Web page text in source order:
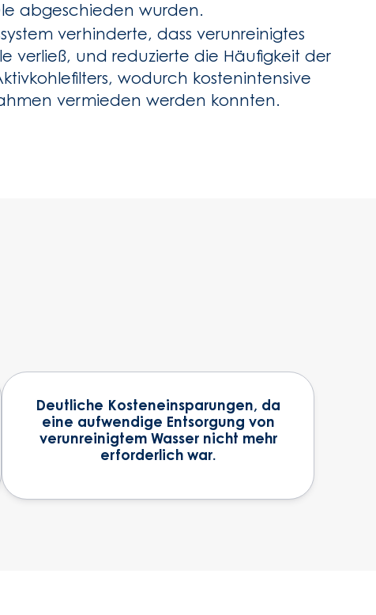
abgeschieden wurden.
verhinderte, dass verunreinigtes
verließ, und reduzierte die Häufigkeit der
wodurch kostenintensive
vermieden werden konnten.
Deutliche Kosteneinsparungen, da
eine aufwendige Entsorgung von
verunreinigtem Wasser nicht mehr
erforderlich war.